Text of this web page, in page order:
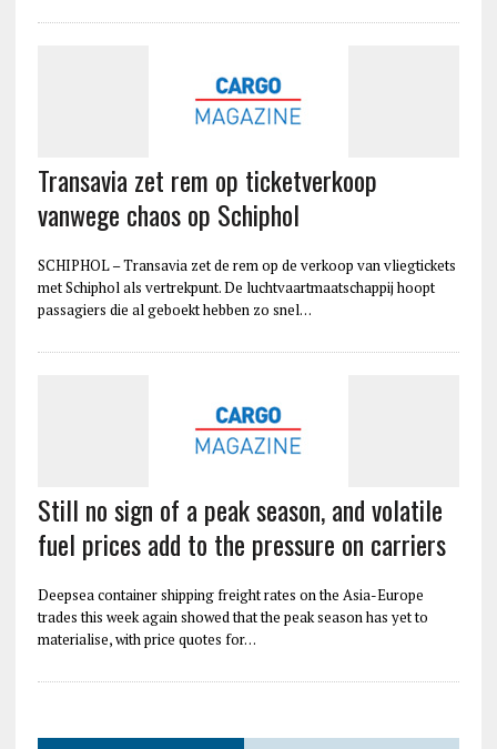
Transavia zet rem op ticketverkoop
vanwege chaos op Schiphol
SCHIPHOL – Transavia zet de rem op de verkoop van vliegtickets
met Schiphol als vertrekpunt. De luchtvaartmaatschappij hoopt
passagiers die al geboekt hebben zo snel…
Still no sign of a peak season, and volatile
fuel prices add to the pressure on carriers
Deepsea container shipping freight rates on the Asia-Europe
trades this week again showed that the peak season has yet to
materialise, with price quotes for…